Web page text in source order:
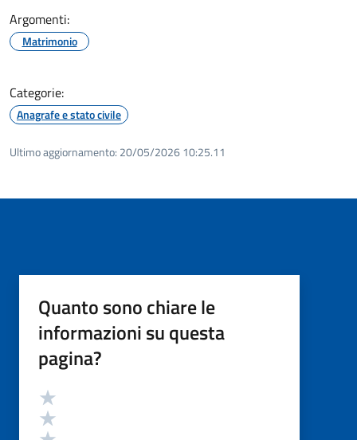
Argomenti:
Matrimonio
Categorie:
Anagrafe e stato civile
Ultimo aggiornamento: 20/05/2026 10:25.11
Quanto sono chiare le
informazioni su questa
pagina?
Valutazione